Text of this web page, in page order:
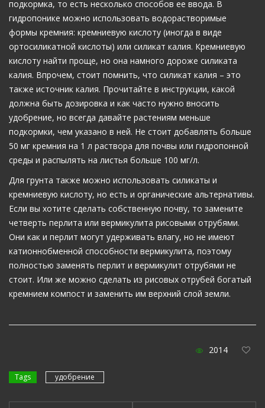
подкормка, то есть несколько способов ее ввода. В
гидропонике можно использовать водорастворимые
формы кремния: кремниевую кислоту (иногда в виде
ортосиликатной кислоты) или силикат калия. Кремниевую
кислоту найти проще, но она намного дороже силиката
калия. Впрочем, стоит помнить, что силикат калия – это
также источник калия. Прочитайте в инструкции, какой
должна быть дозировка и как часто нужно вносить
удобрение, но всегда давайте растениям меньше
подкормки, чем указано в ней. Не стоит добавлять больше
50 мг кремния на 1 л раствора для почвы или гидропонной
среды и распылять на листья больше 100 мг/л.
Для грунта также можно использовать силикаты и
кремниевую кислоту, но есть и органические альтернативы.
Если вы хотите сделать собственную почву, то замените
четверть перлита или вермикулита рисовыми отрубями.
Они как и перлит могут удерживать влагу, но не имеют
катионнобменной способности вермикулита, поэтому
полностью заменять перлит и вермикулит отрубями не
стоит. Или же можно сделать из рисовых отрубей богатый
кремнием компост и заменить им верхний слой земли.
2014
Tags удобрение